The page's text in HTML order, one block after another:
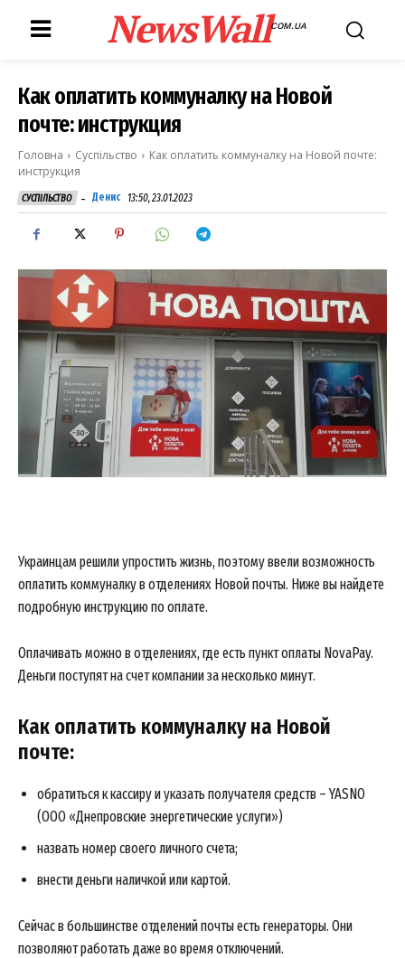
NewsWallCOM.UA
Как оплатить коммуналку на Новой
почте: инструкция
Головна Суспільство
Как оплатить коммуналку на Новой почте:
инструкция
СУСПІЛЬСТВО - Денис 13:50, 23.01.2023
Украинцам решили упростить жизнь, поэтому ввели возможность
оплатить коммуналку в отделениях Новой почты. Ниже вы найдете
подробную инструкцию по оплате.
Оплачивать можно в отделениях, где есть пункт оплаты NovaPay.
Деньги поступят на счет компании за несколько минут.
Как оплатить коммуналку на Новой
почте:
обратиться к кассиру и указать получателя средств – YASNO
(ООО «Днепровские энергетические услуги»)
назвать номер своего личного счета;
внести деньги наличкой или картой.
Сейчас в большинстве отделений почты есть генераторы. Они
позволяют работать даже во время отключений.